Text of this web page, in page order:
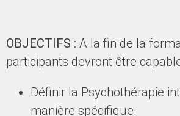
OBJECTIFS : A la fin de la
participants devront être
Définir la Psychothérapie
manière spécifique.